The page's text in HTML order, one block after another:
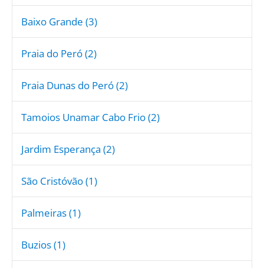
Baixo Grande (3)
Praia do Peró (2)
Praia Dunas do Peró (2)
Tamoios Unamar Cabo Frio (2)
Jardim Esperança (2)
São Cristóvão (1)
Palmeiras (1)
Buzios (1)